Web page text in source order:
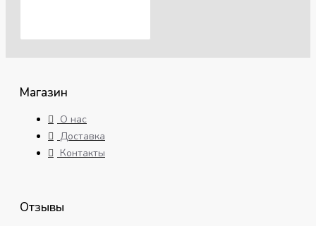
Магазин
О нас
Доставка
Контакты
Отзывы